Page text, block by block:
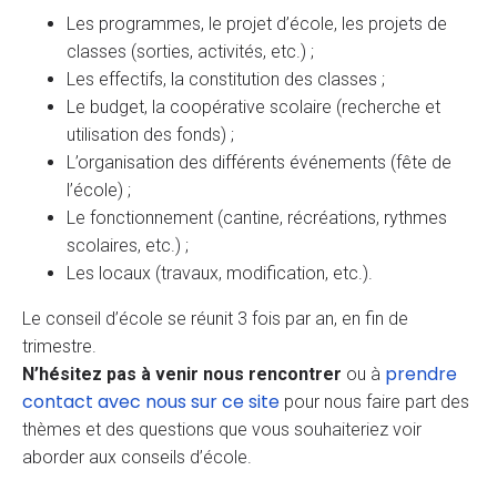
Les programmes, le projet d’école, les projets de
classes (sorties, activités, etc.) ;
Les effectifs, la constitution des classes ;
Le budget, la coopérative scolaire (recherche et
utilisation des fonds) ;
L’organisation des différents événements (fête de
l’école) ;
Le fonctionnement (cantine, récréations, rythmes
scolaires, etc.) ;
Les locaux (travaux, modification, etc.).
Le conseil d’école se réunit 3 fois par an, en fin de
trimestre.
N’hésitez pas à venir nous rencontrer ou à prendre
contact avec nous sur ce site pour nous faire part des
thèmes et des questions que vous souhaiteriez voir
aborder aux conseils d’école.